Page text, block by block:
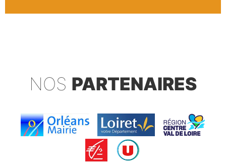
NOS PARTENAIRES